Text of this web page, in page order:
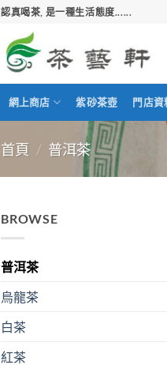
認真喝茶, 是一種生活態度......
網上商店 紫砂茶壺 門店資
首頁 / 普洱茶
BROWSE
普洱茶
烏龍茶
白茶
紅茶